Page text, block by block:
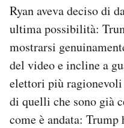
Ryan aveva deciso di
ultima possibilità:
mostrarsi
del video e incline a
elettori più
di quelli che sono già
come è andata: Trump